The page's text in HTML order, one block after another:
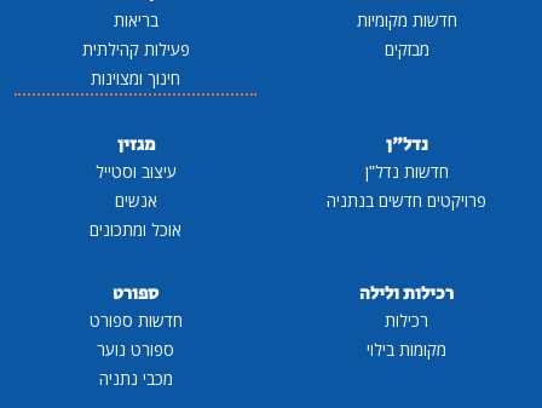
חדשות מקומיות
מבזקים
בריאות
פעילות קהילתית
חינוך ומצוינות
נדל"ן
חדשות נדל"ן
פרויקטים חדשים בנתניה
מגזין
עיצוב וסטייל
אנשים
אוכל ומתכונים
רכילות ולילה
רכילות
מקומות בילוי
ספורט
חדשות ספורט
ספורט נוער
מכבי נתניה